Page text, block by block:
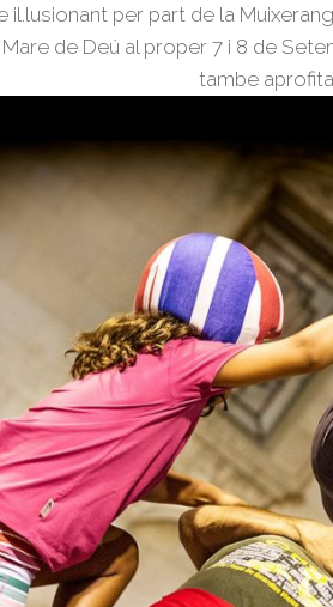
per part de la
de Deú al proper 7 i 8 de
tambe